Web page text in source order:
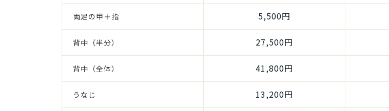
両足の甲＋指 5,500円
背中（半分） 27,500円
背中（全体） 41,800円
うなじ 13,200円